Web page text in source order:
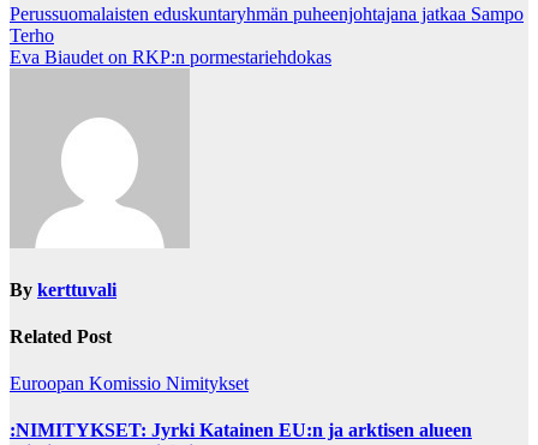
Post
navigation
Perussuomalaisten eduskuntaryhmän puheenjohtajana jatkaa Sampo
Terho
Eva Biaudet on RKP:n pormestariehdokas
By kerttuvali
Related Post
Euroopan Komissio Nimitykset
:NIMITYKSET: Jyrki Katainen EU:n ja arktisen alueen